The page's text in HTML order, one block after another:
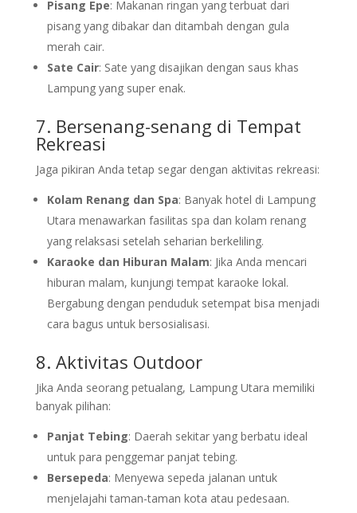
Pisang Epe: Makanan ringan yang terbuat dari
pisang yang dibakar dan ditambah dengan gula
merah cair.
Sate Cair: Sate yang disajikan dengan saus khas
Lampung yang super enak.
7. Bersenang-senang di Tempat
Rekreasi
Jaga pikiran Anda tetap segar dengan aktivitas rekreasi:
Kolam Renang dan Spa: Banyak hotel di Lampung
Utara menawarkan fasilitas spa dan kolam renang
yang relaksasi setelah seharian berkeliling.
Karaoke dan Hiburan Malam: Jika Anda mencari
hiburan malam, kunjungi tempat karaoke lokal.
Bergabung dengan penduduk setempat bisa menjadi
cara bagus untuk bersosialisasi.
8. Aktivitas Outdoor
Jika Anda seorang petualang, Lampung Utara memiliki
banyak pilihan:
Panjat Tebing: Daerah sekitar yang berbatu ideal
untuk para penggemar panjat tebing.
Bersepeda: Menyewa sepeda jalanan untuk
menjelajahi taman-taman kota atau pedesaan.